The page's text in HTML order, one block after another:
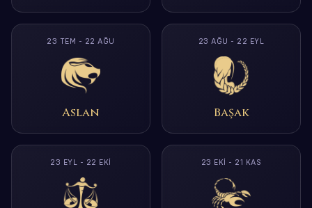
23 TEM - 22 AĞU
Aslan
23 AĞU - 22 EYL
Başak
23 EYL - 22 EKI 23 EKI - 21 KAS